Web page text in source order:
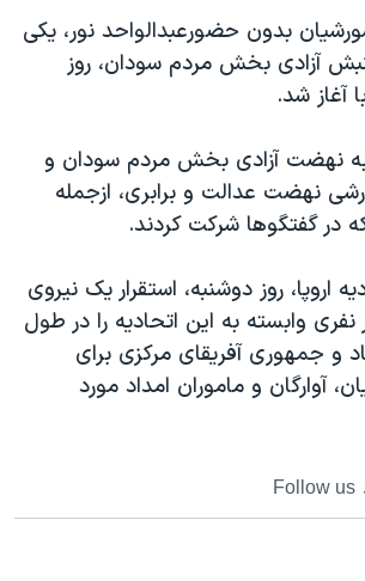
آزادی
۹۸
جایزه نوبل صلح
آمریکا «سی‌پک»
بدون حضورعبدالواحد نور، يکی
آزادی بخش مردم سودان، روز
آغاز شد.
نهضت آزادی بخش مردم سودان و
نهضت عدالت و برابری، ازجمله
در گفتگوها شرکت کردند.
اروپا، روز دوشنبه، استقرار يک نيروی
صلح ۳ هزار نفری وابسته به اين اتحاديه را در طول
و جمهوری آفريقای مرکزی برای
آوارگان و ماموران امداد مورد
Follow us